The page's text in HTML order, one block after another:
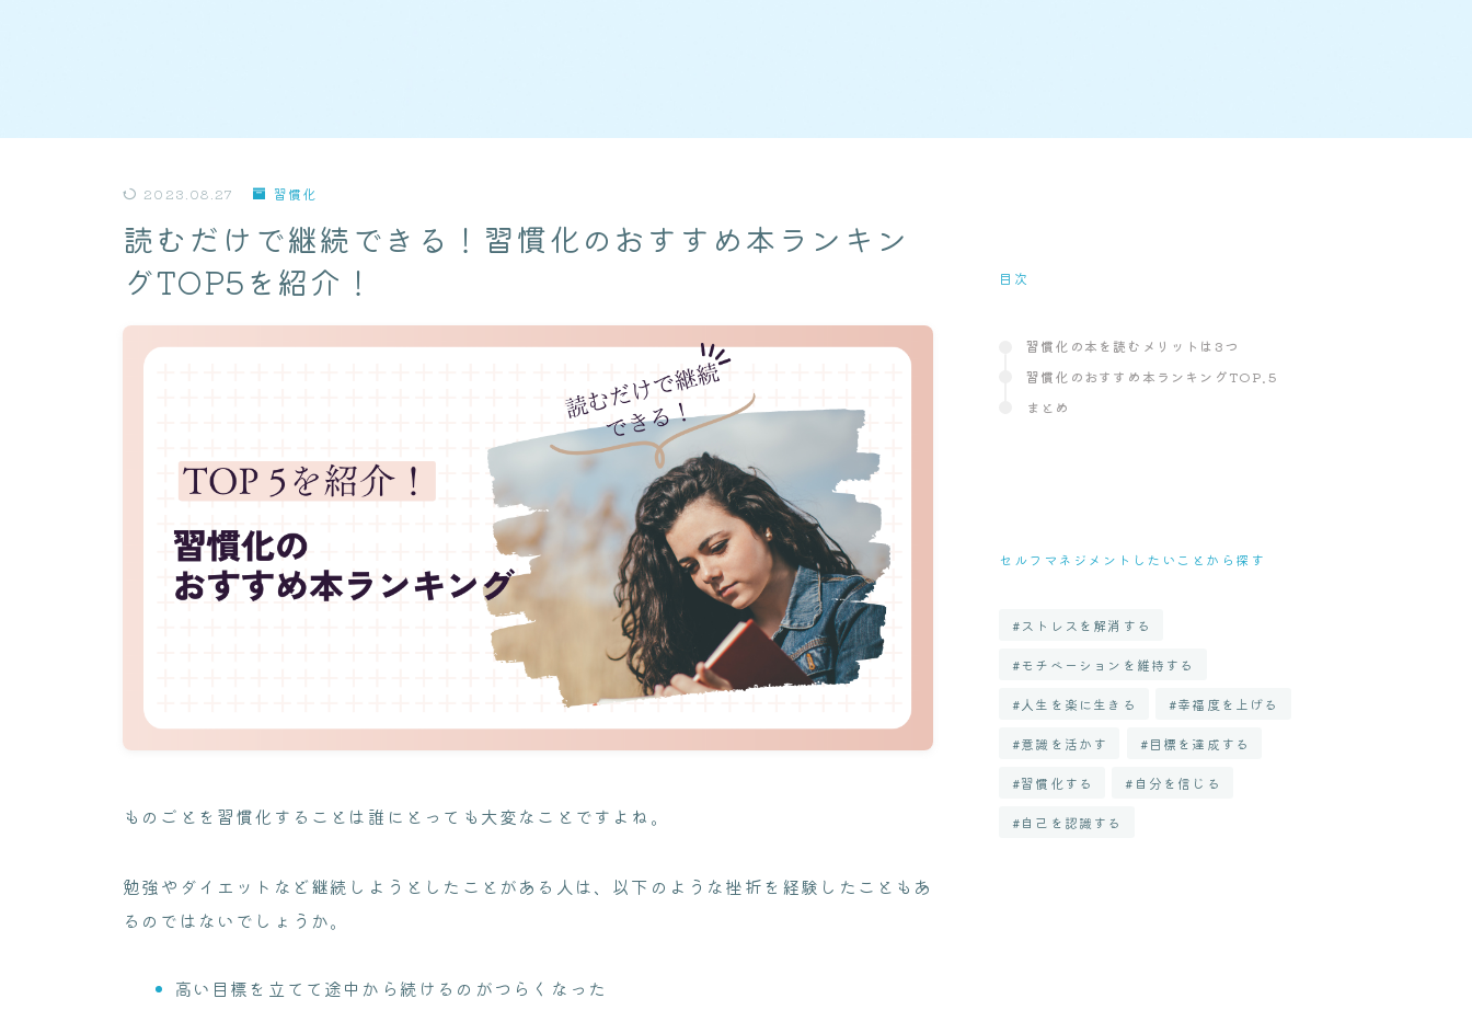
2023.08.27 習慣化
読むだけで継続できる！習慣化のおすすめ本ランキン
グTOP5を紹介！
ものごとを習慣化することは誰にとっても大変なことですよね。
勉強やダイエットなど継続しようとしたことがある人は、以下のような挫折を経験したこともあ
るのではないでしょうか。
高い目標を立てて途中から続けるのがつらくなった
目次
習慣化の本を読むメリットは3つ
習慣化のおすすめ本ランキングTOP.5
まとめ
セルフマネジメントしたいことから探す
ストレスを解消する
モチベーションを維持する
人生を楽に生きる 幸福度を上げる
意識を活かす 目標を達成する
習慣化する 自分を信じる
自己を認識する